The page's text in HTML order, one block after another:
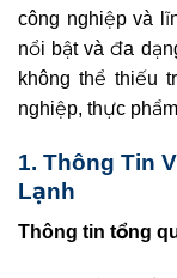
công nghiệp và
nổi bật và đa
không thể thiếu
nghiệp, thực
1. Thông Tin
Lạnh
Thông tin tổng